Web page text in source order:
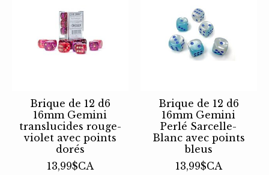
Brique de 12 d6
16mm Gemini
translucides rouge-
violet avec points
dorés
13,99$CA
Brique de 12 d6
16mm Gemini
Perlé Sarcelle-
Blanc avec points
bleus
13,99$CA